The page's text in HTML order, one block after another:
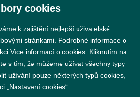
cookies
k zajištění nejlepší uživatelské
stránkami. Podrobné informace o
Více informací o cookies . Kliknutím na
s tím, že můžeme užívat všechny typy
užívání pouze některých typů cookies,
„Nastavení cookies“.